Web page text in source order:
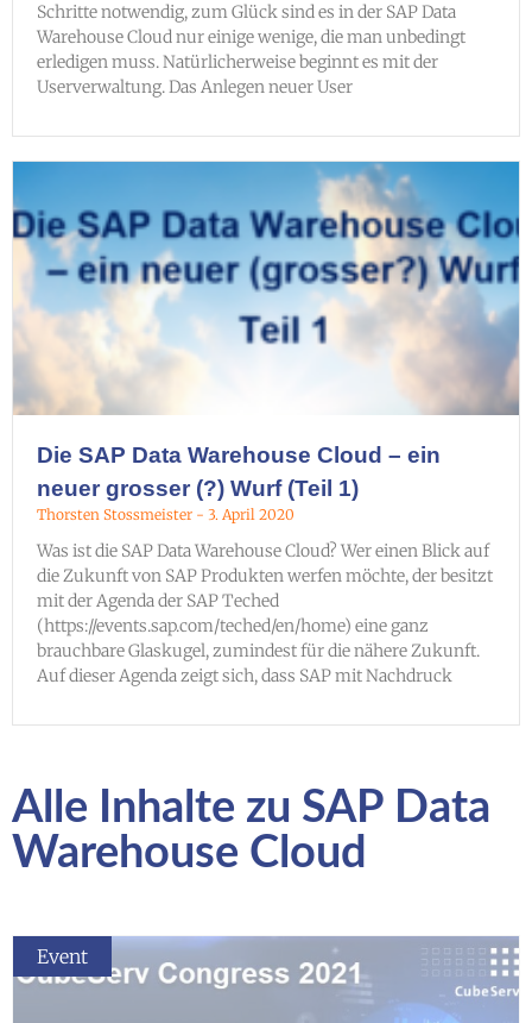
Schritte notwendig, zum Glück sind es in der SAP Data
Warehouse Cloud nur einige wenige, die man unbedingt
erledigen muss. Natürlicherweise beginnt es mit der
Userverwaltung. Das Anlegen neuer User
Die SAP Data Warehouse Cloud – ein
neuer grosser (?) Wurf (Teil 1)
Thorsten Stossmeister 3. April 2020
Was ist die SAP Data Warehouse Cloud? Wer einen Blick auf
die Zukunft von SAP Produkten werfen möchte, der besitzt
mit der Agenda der SAP Teched
(https://events.sap.com/teched/en/home) eine ganz
brauchbare Glaskugel, zumindest für die nähere Zukunft.
Auf dieser Agenda zeigt sich, dass SAP mit Nachdruck
Alle Inhalte zu SAP Data
Warehouse Cloud
Event